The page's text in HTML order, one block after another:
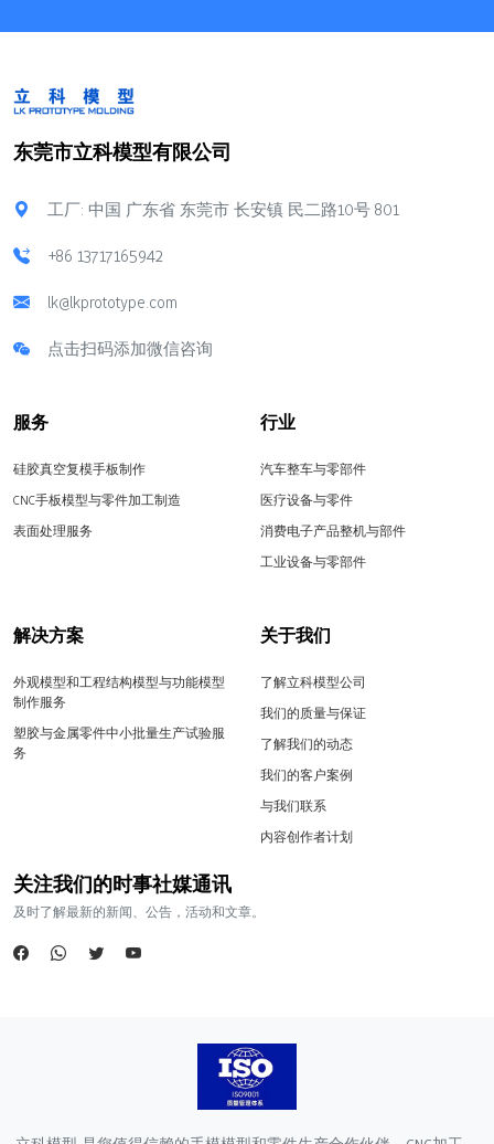
东莞市立科模型有限公司
工厂: 中国 广东省 东莞市 长安镇 民二路10号 801
+86 13717165942
lk@lkprototype.com
点击扫码添加微信咨询
服务
硅胶真空复模手板制作
CNC手板模型与零件加工制造
表面处理服务
行业
汽车整车与零部件
医疗设备与零件
消费电子产品整机与部件
工业设备与零部件
解决方案
外观模型和工程结构模型与功能模型
制作服务
塑胶与金属零件中小批量生产试验服
务
关于我们
了解立科模型公司
我们的质量与保证
了解我们的动态
我们的客户案例
与我们联系
内容创作者计划
关注我们的时事社媒通讯
及时了解最新的新闻、公告，活动和文章。